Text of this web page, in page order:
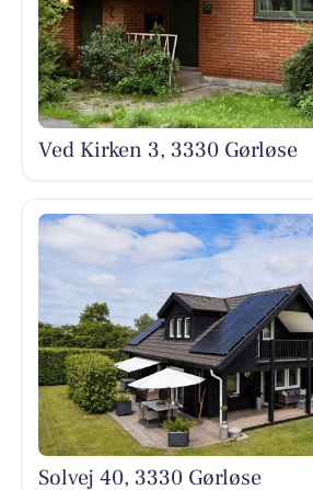
Ved Kirken 3, 3330 Gørløse
Solvej 40, 3330 Gørløse